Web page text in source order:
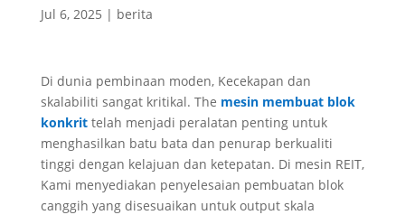
Jul 6, 2025 | berita
Di dunia pembinaan moden, Kecekapan dan
skalabiliti sangat kritikal. The mesin membuat blok
konkrit telah menjadi peralatan penting untuk
menghasilkan batu bata dan penurap berkualiti
tinggi dengan kelajuan dan ketepatan. Di mesin REIT,
Kami menyediakan penyelesaian pembuatan blok
canggih yang disesuaikan untuk output skala